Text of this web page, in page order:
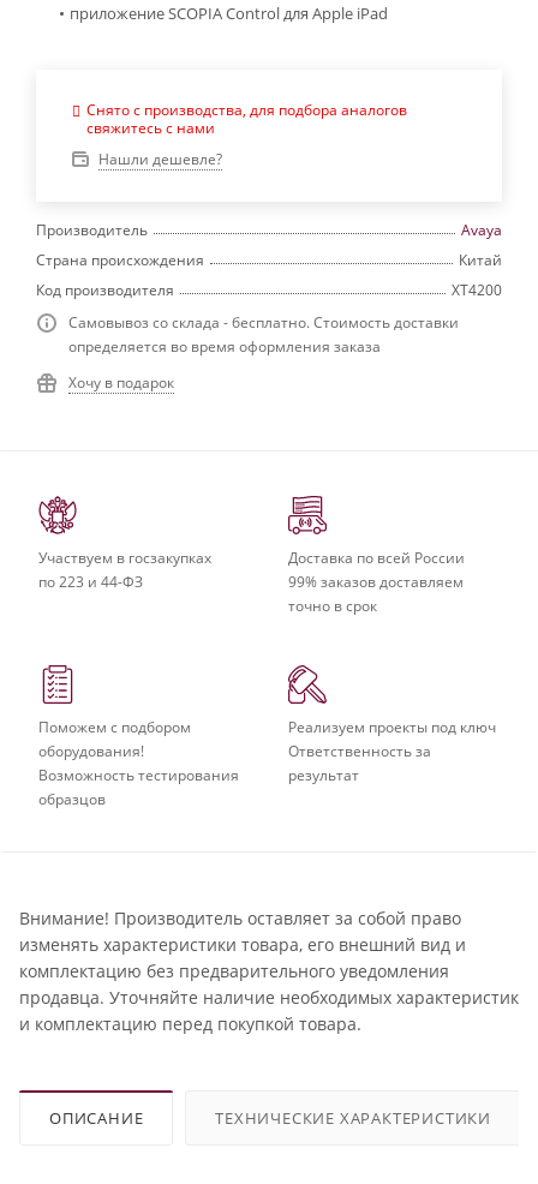
приложение SCOPIA Control для Apple iPad
Снято с производства, для подбора аналогов
свяжитесь с нами
Нашли дешевле?
Производитель
Avaya
Страна происхождения
Китай
Код производителя
XT4200
Самовывоз со склада - бесплатно. Стоимость доставки
определяется во время оформления заказа
Хочу в подарок
Участвуем в госзакупках
по 223 и 44-ФЗ
Доставка по всей России
99% заказов доставляем
точно в срок
Поможем с подбором
оборудования!
Возможность тестирования
образцов
Реализуем проекты под ключ
Ответственность за
результат
Внимание! Производитель оставляет за собой право
изменять характеристики товара, его внешний вид и
комплектацию без предварительного уведомления
продавца. Уточняйте наличие необходимых характеристик
и комплектацию перед покупкой товара.
ОПИСАНИЕ ТЕХНИЧЕСКИЕ ХАРАКТЕРИСТИКИ